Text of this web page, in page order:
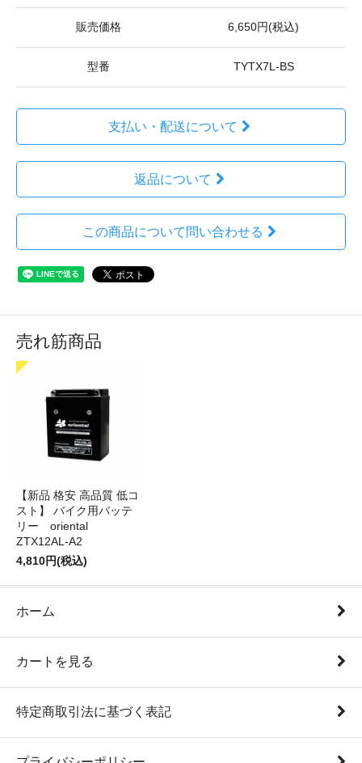
販売価格 6,650円(税込)
型番 TYTX7L-BS
支払い・配送について
返品について
この商品について問い合わせる
売れ筋商品
【新品 格安 高品質 低コ
スト】 バイク用バッテ
リー oriental
ZTX12AL-A2
4,810円(税込)
ホーム
カートを見る
特定商取引法に基づく表記